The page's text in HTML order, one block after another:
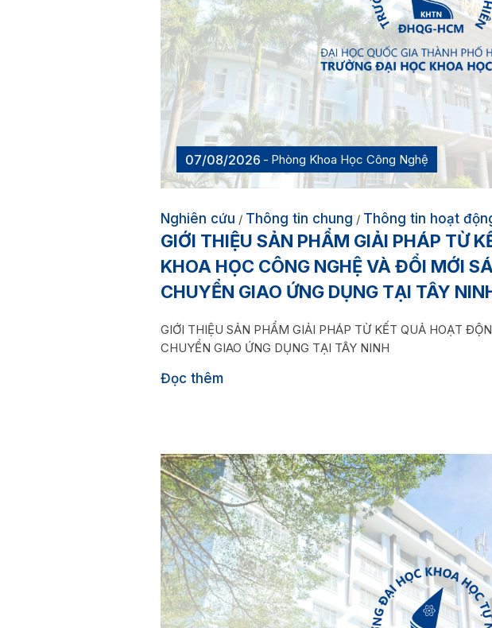
07/08/2026 Phòng Khoa Học Công Nghệ
Nghiên cứu / Thông tin chung / Thông tin hoạt
GIỚI THIỆU SẢN PHẨM GIẢI PHÁP TỪ
KHOA HỌC CÔNG NGHỆ VÀ ĐỔI MỚI
CHUYỂN GIAO ỨNG DỤNG TẠI TÂY
GIỚI THIỆU SẢN PHẨM GIẢI PHÁP TỪ KẾT QUẢ HOẠT
CHUYỂN GIAO ỨNG DỤNG TẠI TÂY NINH
Đọc thêm